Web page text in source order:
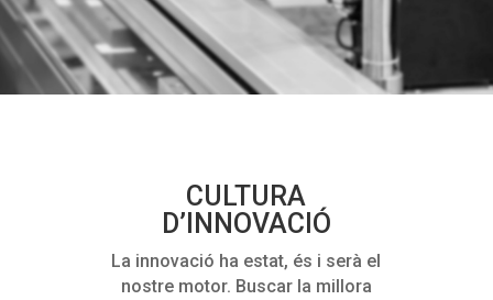
CULTURA
D’INNOVACIÓ
La innovació ha estat, és i serà el
nostre motor. Buscar la millora